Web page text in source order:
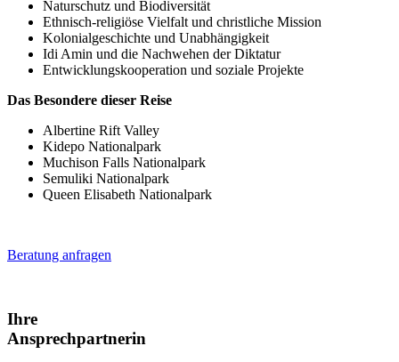
Naturschutz und Biodiversität
Ethnisch-religiöse Vielfalt und christliche Mission
Kolonialgeschichte und Unabhängigkeit
Idi Amin und die Nachwehen der Diktatur
Entwicklungskooperation und soziale Projekte
Das Besondere dieser Reise
Albertine Rift Valley
Kidepo Nationalpark
Muchison Falls Nationalpark
Semuliki Nationalpark
Queen Elisabeth Nationalpark
Beratung anfragen
Ihre
Ansprechpartnerin